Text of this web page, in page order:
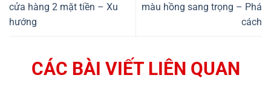
cửa hàng 2 mặt tiền – Xu
hướng
màu hồng sang trọng – Phá
cách
CÁC BÀI VIẾT LIÊN QUAN